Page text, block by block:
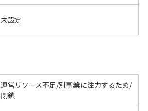
未設定
運営リソース不足/別事業に注力するため/
閉鎖